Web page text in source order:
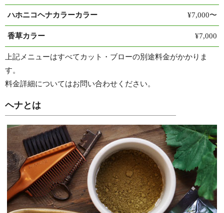
ハホニコヘナカラーカラー ¥7,000〜
香草カラー ¥7,000
上記メニューはすべてカット・ブローの別途料金がかかりま
す。
料金詳細についてはお問い合わせください。
ヘナとは